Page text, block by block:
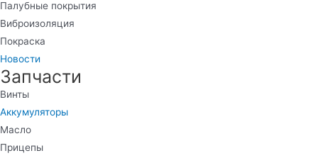
Палубные покрытия
Виброизоляция
Покраска
Новости
Запчасти
Винты
Аккумуляторы
Масло
Прицепы